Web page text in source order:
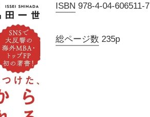
ISBN 978-4-04-606511-7
総ページ数 235p